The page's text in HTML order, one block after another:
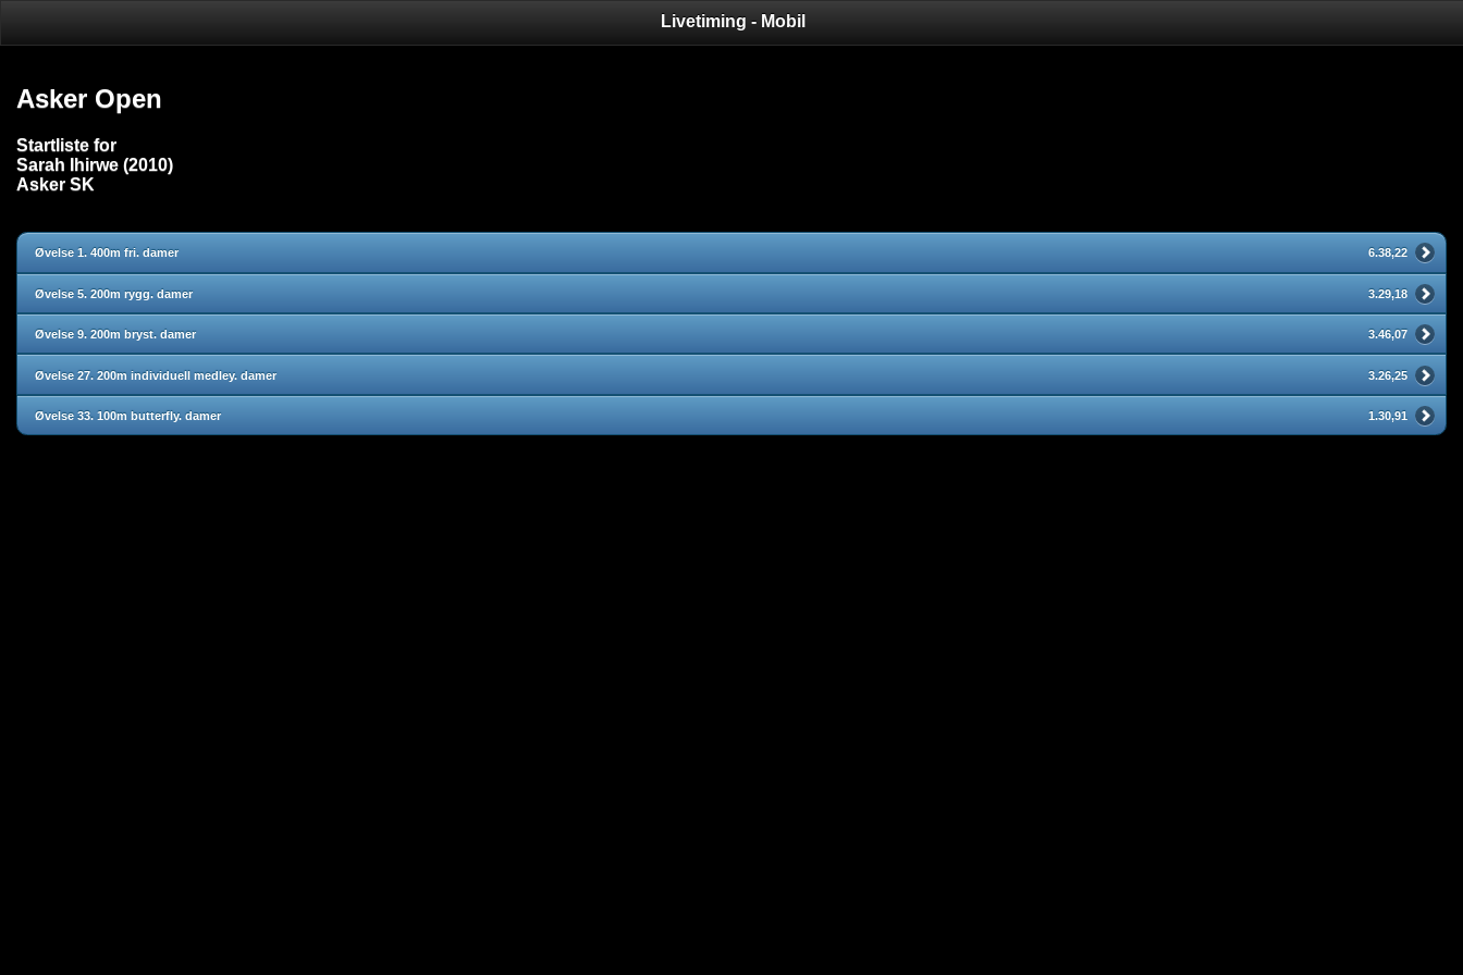
Livetiming - Mobil
Asker Open
Startliste for
Sarah Ihirwe (2010)
Asker SK
Øvelse 1. 400m fri. damer 6.38,22
Øvelse 5. 200m rygg. damer 3.29,18
Øvelse 9. 200m bryst. damer 3.46,07
Øvelse 27. 200m individuell medley. damer 3.26,25
Øvelse 33. 100m butterfly. damer 1.30,91